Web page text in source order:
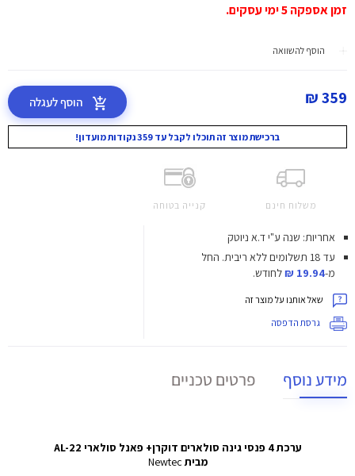
זמן אספקה 5 ימי עסקים.
הוסף להשוואה
359 ₪ הוסף לעגלה
ברכישת מוצר זה תוכלו לקבל עד 359 נקודות מועדון!
משלוח חינם קנייה בטוחה
אחריות: שנה ע"י ד.א ניוטק
עד 18 תשלומים ללא ריבית.
החל
מ-19.94 ₪ לחודש.
שאל אותנו על מוצר זה
גרסת הדפסה
מידע נוסף פרטים טכניים
ערכת 4 פנסי גינה סולארים דוקרן+ פאנל סולארי AL-22
מביתNewtec